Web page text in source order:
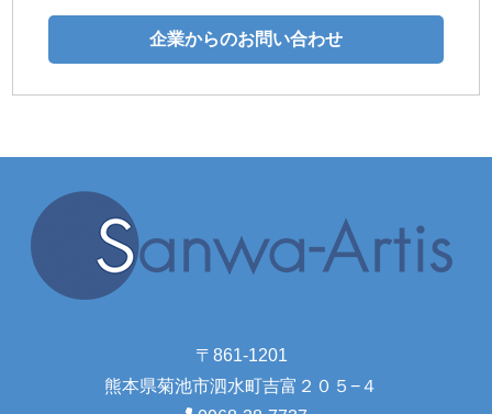
企業からのお問い合わせ
〒861-1201
熊本県菊池市泗水町吉富２０５−４